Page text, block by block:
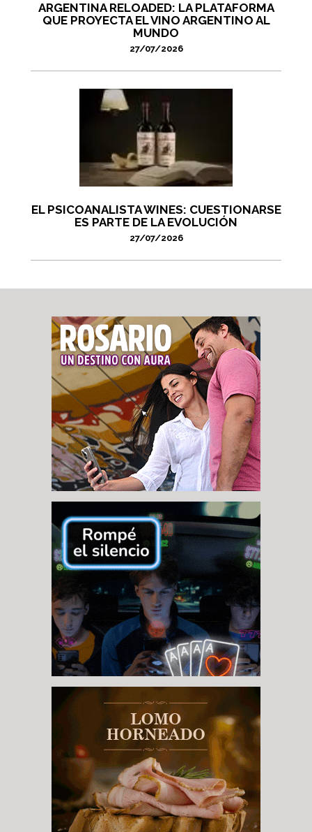
ARGENTINA RELOADED: LA PLATAFORMA
QUE PROYECTA EL VINO ARGENTINO AL
MUNDO
27/07/2026
EL PSICOANALISTA WINES: CUESTIONARSE
ES PARTE DE LA EVOLUCIÓN
27/07/2026